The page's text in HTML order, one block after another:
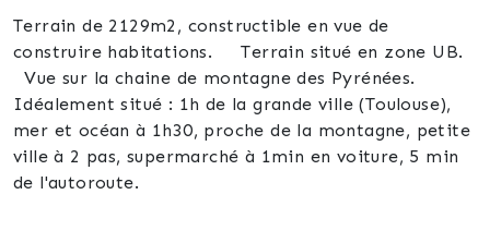
Terrain de 2129m2, constructible en vue de
construire habitations. Terrain situé en zone UB.
Vue sur la chaine de montagne des Pyrénées.
Idéalement situé : 1h de la grande ville (Toulouse),
mer et océan à 1h30, proche de la montagne, petite
ville à 2 pas, supermarché à 1min en voiture, 5 min
de l'autoroute.